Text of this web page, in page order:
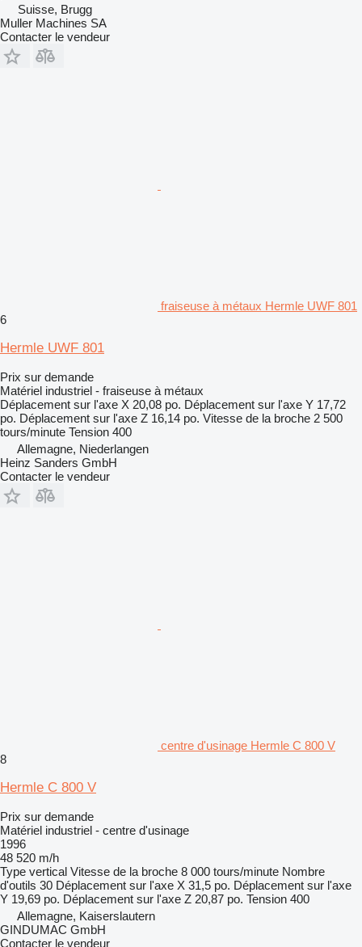
Suisse, Brugg
Muller Machines SA
Contacter le vendeur
fraiseuse à métaux Hermle UWF 801
6
Hermle UWF 801
Prix sur demande
Matériel industriel - fraiseuse à métaux
Déplacement sur l'axe X 20,08 po. Déplacement sur l'axe Y 17,72
po. Déplacement sur l'axe Z 16,14 po. Vitesse de la broche 2 500
tours/minute Tension 400
Allemagne, Niederlangen
Heinz Sanders GmbH
Contacter le vendeur
centre d'usinage Hermle C 800 V
8
Hermle C 800 V
Prix sur demande
Matériel industriel - centre d'usinage
1996
48 520 m/h
Type vertical Vitesse de la broche 8 000 tours/minute Nombre
d'outils 30 Déplacement sur l'axe X 31,5 po. Déplacement sur l'axe
Y 19,69 po. Déplacement sur l'axe Z 20,87 po. Tension 400
Allemagne, Kaiserslautern
GINDUMAC GmbH
Contacter le vendeur